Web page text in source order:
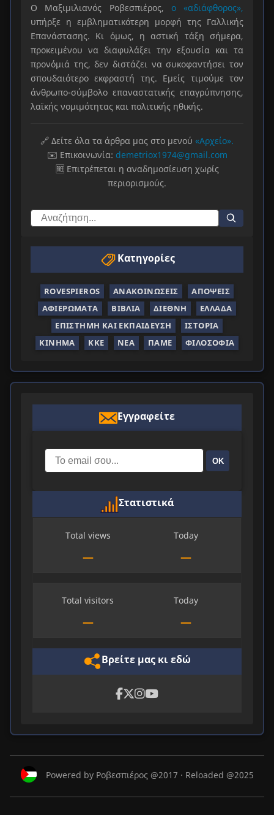
Ο Μαξιμιλιανός Ροβεσπιέρος, ο «αδιάφθορος»,
υπήρξε η εμβληματικότερη μορφή της Γαλλικής
Επανάστασης. Κι όμως, η αστική τάξη σήμερα,
προκειμένου να διαφυλάξει την εξουσία και τα
προνόμιά της, δεν διστάζει να συκοφαντήσει τον
σπουδαιότερο εκφραστή της. Εμείς τιμούμε τον
άνθρωπο-σύμβολο επαναστατικής επαγρύπνησης,
λαϊκής νομιμότητας και πολιτικής ηθικής.
🔗 Δείτε όλα τα άρθρα μας στο μενού «Αρχείο».
✉️ Επικοινωνία: demetriox1974@gmail.com
🆓 Επιτρέπεται η αναδημοσίευση χωρίς
περιορισμούς.
Κατηγορίες
ROVESPIEROS ΑΝΑΚΟΙΝΏΣΕΙΣ
ΑΠΌΨΕΙΣ
ΑΦΙΕΡΏΜΑΤΑ
ΒΙΒΛΊΑ ΔΙΕΘΝΉ
ΕΛΛΆΔΑ
ΕΠΙΣΤΉΜΗ ΚΑΙ ΕΚΠΑΊΔΕΥΣΗ
ΙΣΤΟΡΊΑ
ΚΊΝΗΜΑ
ΚΚΕ ΝΈΑ ΠΑΜΕ ΦΙΛΟΣΟΦΊΑ
Εγγραφείτε
ΟΚ
Στατιστικά
Total views
—
Today
—
Total visitors
—
Today
—
Βρείτε μας κι εδώ
Powered by Ροβεσπιέρος @2017 · Reloaded @2025